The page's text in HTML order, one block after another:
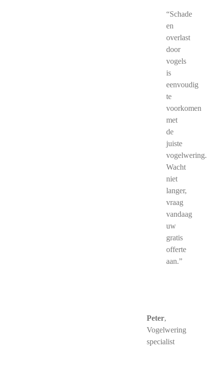
“Schade
en
overlast
door
vogels
is
eenvoudig
te
voorkomen
met
de
juiste
vogelwering.
Wacht
niet
langer,
vraag
vandaag
uw
gratis
offerte
aan.”
Peter,
Vogelwering
specialist